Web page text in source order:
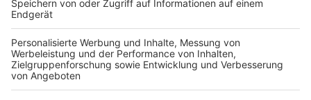
TOP-VEREINE
TOP-PARTNER